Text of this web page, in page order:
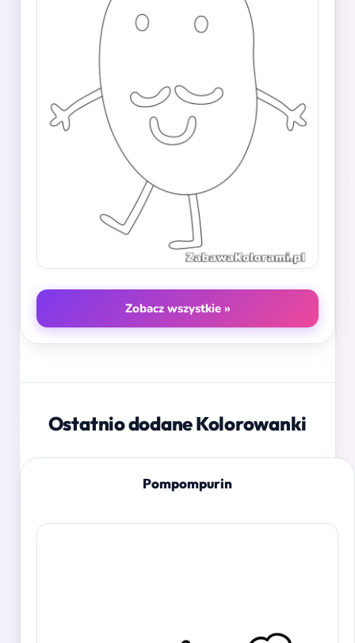
Zobacz wszystkie »
Ostatnio dodane Kolorowanki
Pompompurin